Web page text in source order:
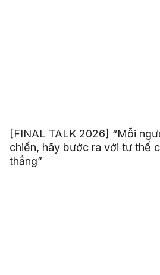
[FINAL TALK 2026] “Mỗi
chiến, hãy bước ra với tư thế
thắng”